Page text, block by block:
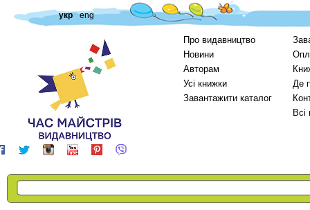
укр eng
Про видавництво
Новини
Авторам
Усі книжки
Завантажити каталог
Де